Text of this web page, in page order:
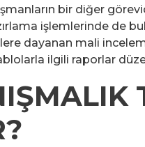
bir diğer
işlemlerinde de
dayanan mali
ilgili raporlar